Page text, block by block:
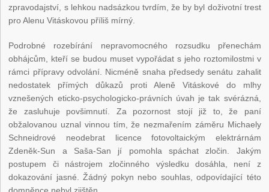
zpravodajství, s lehkou nadsázkou tvrdím, že by byl doživotní trest
pro Alenu Vitáskovou příliš mírný.
Podrobné rozebírání nepravomocného rozsudku přenechám
obhájcům, kteří se budou muset vypořádat s jeho roztomilostmi v
rámci přípravy odvolání. Nicméně snaha předsedy senátu zahalit
nedostatek přímých důkazů proti Aleně Vitáskové do mlhy
vznešených eticko-psychologicko-právních úvah je tak svérázná,
že zasluhuje povšimnutí. Za pozornost stojí již to, že paní
obžalovanou uznal vinnou tím, že nezmařením záměru Michaely
Schneidrové neodebrat licence fotovoltaickým elektrárnám
Zdeněk-Sun a Saša-San jí pomohla spáchat zločin. Jakým
postupem či nástrojem zločinného výsledku dosáhla, není z
dokazování jasné. Žádný pokyn nebo souhlas, odpovídající této